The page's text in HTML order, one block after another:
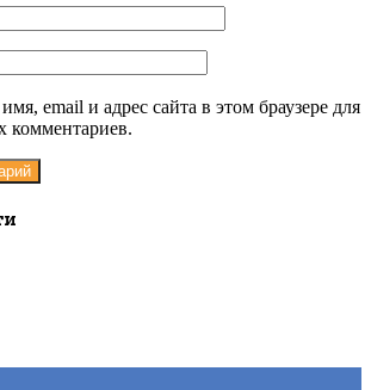
email и адрес сайта в этом браузере для
комментариев.